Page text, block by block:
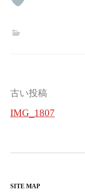
投
稿
ー
古い投稿
IMG_1807
SITE MAP